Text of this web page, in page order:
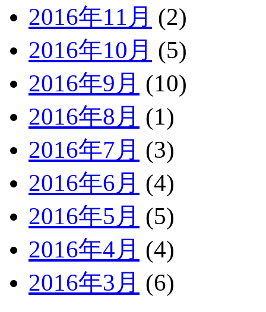
2016年11月 (2)
2016年10月 (5)
2016年9月 (10)
2016年8月 (1)
2016年7月 (3)
2016年6月 (4)
2016年5月 (5)
2016年4月 (4)
2016年3月 (6)